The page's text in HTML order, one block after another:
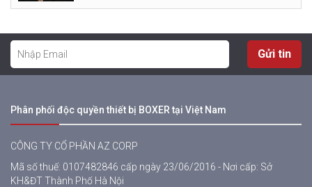
Gửi tin
Phân phối độc quyền thiết bị BOXER tại Việt Nam
CÔNG TY CỔ PHẦN AZ CORP
Mã số thuế: 0107482846 cấp ngày 23/06/2016 - Nơi cấp: Sở
KH&ĐT Thành Phố Hà Nội